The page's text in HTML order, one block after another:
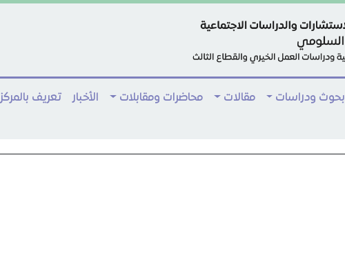
بحوث ودراسات مقالات محاضرات ومقابلات الأخبار تعريف بالمركز